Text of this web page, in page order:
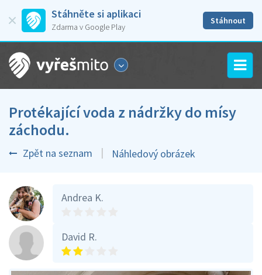
Stáhněte si aplikaci
Zdarma v Google Play
Stáhnout
Protékající voda z nádržky do mísy
záchodu.
Zpět na seznam Náhledový obrázek
Andrea K.
David R.